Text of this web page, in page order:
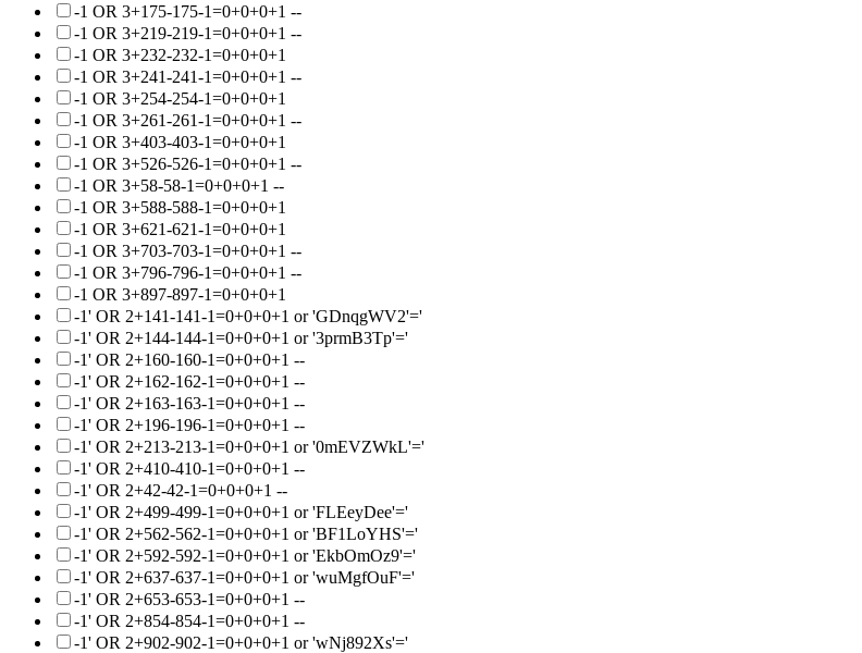
-1 OR 3+175-175-1=0+0+0+1 --
-1 OR 3+219-219-1=0+0+0+1 --
-1 OR 3+232-232-1=0+0+0+1
-1 OR 3+241-241-1=0+0+0+1 --
-1 OR 3+254-254-1=0+0+0+1
-1 OR 3+261-261-1=0+0+0+1 --
-1 OR 3+403-403-1=0+0+0+1
-1 OR 3+526-526-1=0+0+0+1 --
-1 OR 3+58-58-1=0+0+0+1 --
-1 OR 3+588-588-1=0+0+0+1
-1 OR 3+621-621-1=0+0+0+1
-1 OR 3+703-703-1=0+0+0+1 --
-1 OR 3+796-796-1=0+0+0+1 --
-1 OR 3+897-897-1=0+0+0+1
-1' OR 2+141-141-1=0+0+0+1 or 'GDnqgWV2'='
-1' OR 2+144-144-1=0+0+0+1 or '3prmB3Tp'='
-1' OR 2+160-160-1=0+0+0+1 --
-1' OR 2+162-162-1=0+0+0+1 --
-1' OR 2+163-163-1=0+0+0+1 --
-1' OR 2+196-196-1=0+0+0+1 --
-1' OR 2+213-213-1=0+0+0+1 or '0mEVZWkL'='
-1' OR 2+410-410-1=0+0+0+1 --
-1' OR 2+42-42-1=0+0+0+1 --
-1' OR 2+499-499-1=0+0+0+1 or 'FLEeyDee'='
-1' OR 2+562-562-1=0+0+0+1 or 'BF1LoYHS'='
-1' OR 2+592-592-1=0+0+0+1 or 'EkbOmOz9'='
-1' OR 2+637-637-1=0+0+0+1 or 'wuMgfOuF'='
-1' OR 2+653-653-1=0+0+0+1 --
-1' OR 2+854-854-1=0+0+0+1 --
-1' OR 2+902-902-1=0+0+0+1 or 'wNj892Xs'='